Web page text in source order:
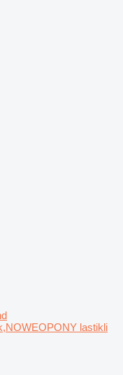
lastikli